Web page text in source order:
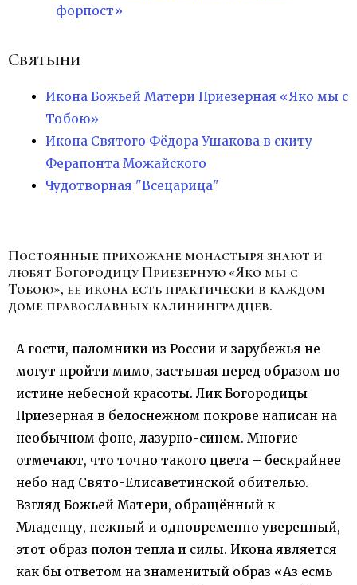
форпост»
Святыни
Икона Божьей Матери Приезерная «Яко мы с
Тобою»
Икона Святого Фёдора Ушакова в скиту
Ферапонта Можайского
Чудотворная "Всецарица"
Постоянные прихожане монастыря знают и
любят Богородицу Приезерную «Яко мы с
Тобою», ее икона есть практически в каждом
доме православных калининградцев.
А гости, паломники из России и зарубежья не
могут пройти мимо, застывая перед образом по
истине небесной красоты. Лик Богородицы
Приезерная в белоснежном покрове написан на
необычном фоне, лазурно-синем. Многие
отмечают, что точно такого цвета – бескрайнее
небо над Свято-Елисаветинской обителью.
Взгляд Божьей Матери, обращённый к
Младенцу, нежный и одновременно уверенный,
этот образ полон тепла и силы. Икона является
как бы ответом на знаменитый образ «Аз есмь